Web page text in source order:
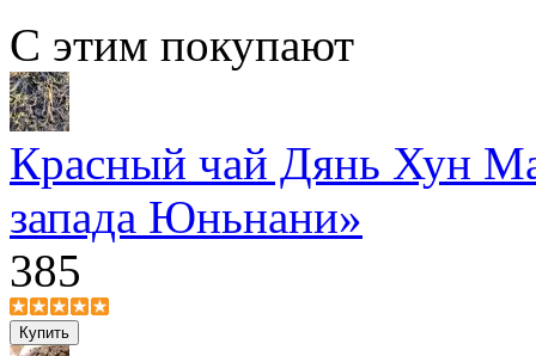
С этим покупают
Красный чай Дянь Хун
запада Юньнани»
385